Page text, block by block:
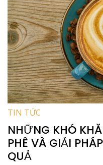
TIN TỨC
NHỮNG KHÓ
PHÊ VÀ GIẢI
QUẢ